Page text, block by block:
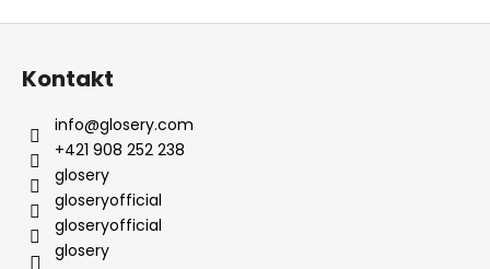
Z
Kontakt
info@glosery.com
+421 908 252 238
glosery
gloseryofficial
gloseryofficial
glosery